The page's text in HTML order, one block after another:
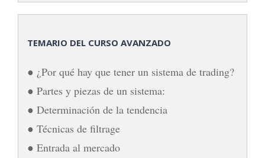
TEMARIO DEL CURSO AVANZADO
● ¿Por qué hay que tener un sistema de trading?
● Partes y piezas de un sistema:
● Determinación de la tendencia
● Técnicas de filtrage
● Entrada al mercado